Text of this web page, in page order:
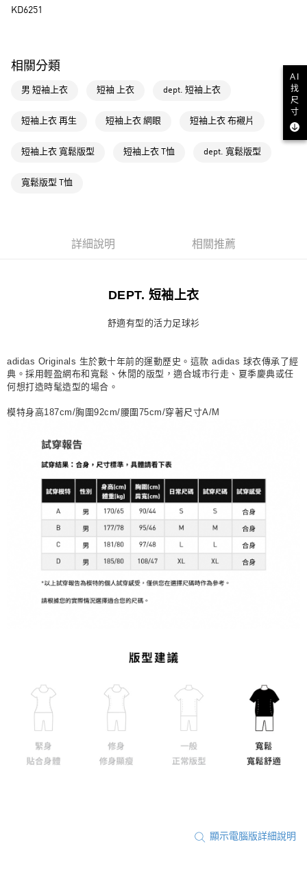
每筆NT$80，滿NT$1,500(含以上)免運費
付款後全家取貨
每筆NT$80，滿NT$1,500(含以上)免運費
付款後萊爾富取貨
每筆NT$80，滿NT$1,500(含以上)免運費
每筆NT$80，滿NT$1,500(含以上)免運費
每筆NT$80，滿NT$1,500(含以上)免運費
每筆NT$80，滿NT$1,500(含以上)免運費
KD6251
相關分類
男 短袖上衣 短袖 上衣 dept. 短袖上衣
短袖上衣 再生 短袖上衣 網眼 短袖上衣 布襯片
短袖上衣 寬鬆版型 短袖上衣 T恤 dept. 寬鬆版型
寬鬆版型 T恤
詳細說明 相關推薦
DEPT. 短袖上衣
舒適有型的活力足球衫
adidas Originals 生於數十年前的運動歷史。這款 adidas 球衣傳承了經
典。採用輕盈網布和寬鬆、休閒的版型，適合城市行走、夏季慶典或任
何想打造時髦造型的場合。
模特身高187cm/胸圍92cm/腰圍75cm/穿著尺寸A/M
顯示電腦版詳細說明
AI
找
尺
寸